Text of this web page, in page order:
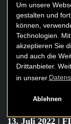
Um unsere
gestalten und
können,
Technologien.
akzeptieren Sie
und auch die
Drittanbieter.
in unserer
Ablehnen
22. Juli 2022|
Cesare" mit
FINE CLUB
Isenburg
21. bis 22. Juli
Frankreich
13. Juli 2022 |